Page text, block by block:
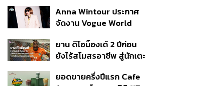
กระสุนอีกกว่า 30 นัด หาก
ไม่จบชีวิตตัวเองอาจสูญ
Anna Wintour ประกาศ
จัดงาน Vogue World
ยาน ดิโอม็องเด้ 2 ปีก่อน
ยังไร้สโมสรอาชีพ สู่นักเตะ
สัญญาถึงน้องสาวผู้ล่วง
ยอดขายครึ่งปีแรก Cafe